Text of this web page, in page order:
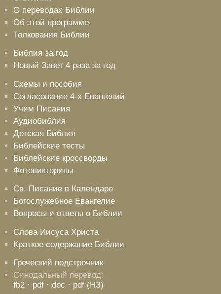
О переводах Библии
Об этой программе
Толкования Библии
Библия за год
Новый Завет 4 раза за год
Схемы и пособия
Согласование 4-х Евангелий
Учим Писания
Аудиобиблия
Детская Библия
Библейские тесты
Библейские кроссворды
Фотовикторины
Св. Писание в Календаре
Богослужебное Евангелие
Вопросы и ответы о Библии
Слова Иисуса Христа
Краткое содержание Библии
Греческий подстрочник
Синодальный перевод:
fb2 · pdf · doc · pdf (НЗ)